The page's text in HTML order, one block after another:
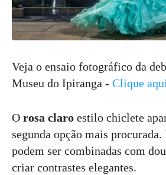
Veja o ensaio fotográfico da
Museu do Ipiranga - Clique
O rosa claro estilo chiclete
segunda opção mais procurada.
podem ser combinadas com
criar contrastes elegantes.